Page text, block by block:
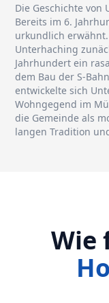
Die Geschichte
Bereits im 6.
urkundlich
Unterhaching
Jahrhundert ein
dem Bau der S-
entwickelte sich
Wohngegend im
die Gemeinde als
langen Tradition
Wie